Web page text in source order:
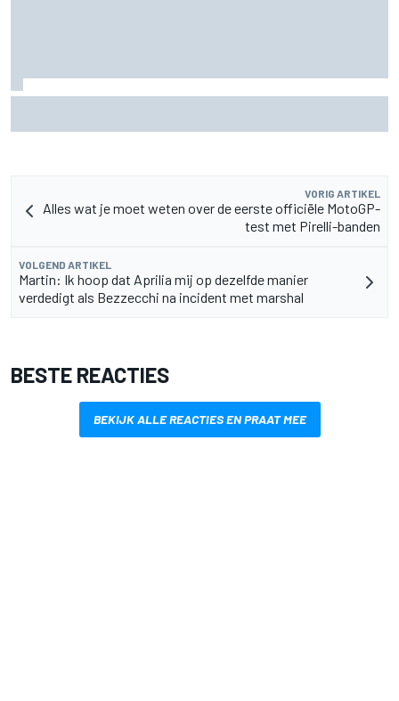
VORIG ARTIKEL
Alles wat je moet weten over de eerste officiële MotoGP-
test met Pirelli-banden
VOLGEND ARTIKEL
Martin: Ik hoop dat Aprilia mij op dezelfde manier
verdedigt als Bezzecchi na incident met marshal
BESTE REACTIES
BEKIJK ALLE REACTIES EN PRAAT MEE